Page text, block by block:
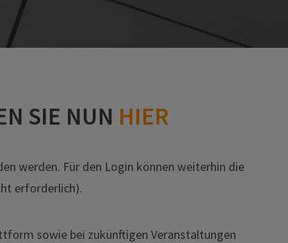
SIE NUN HIER
werden. Für den Login können weiterhin die
erforderlich).
sowie bei zukünftigen Veranstaltungen